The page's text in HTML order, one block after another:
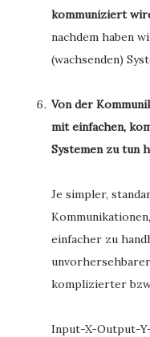
kommuniziert
nachdem haben
(wachsenden)
Von der
mit einfachen,
Systemen zu tun
Je simpler,
einfacher zu
komplizierter
Input-X-Output-